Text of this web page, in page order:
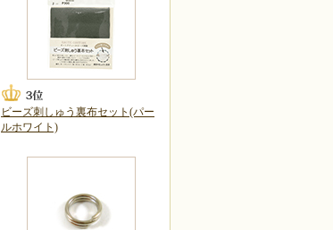
ビーズ刺しゅう裏布セット(パー
ルホワイト)